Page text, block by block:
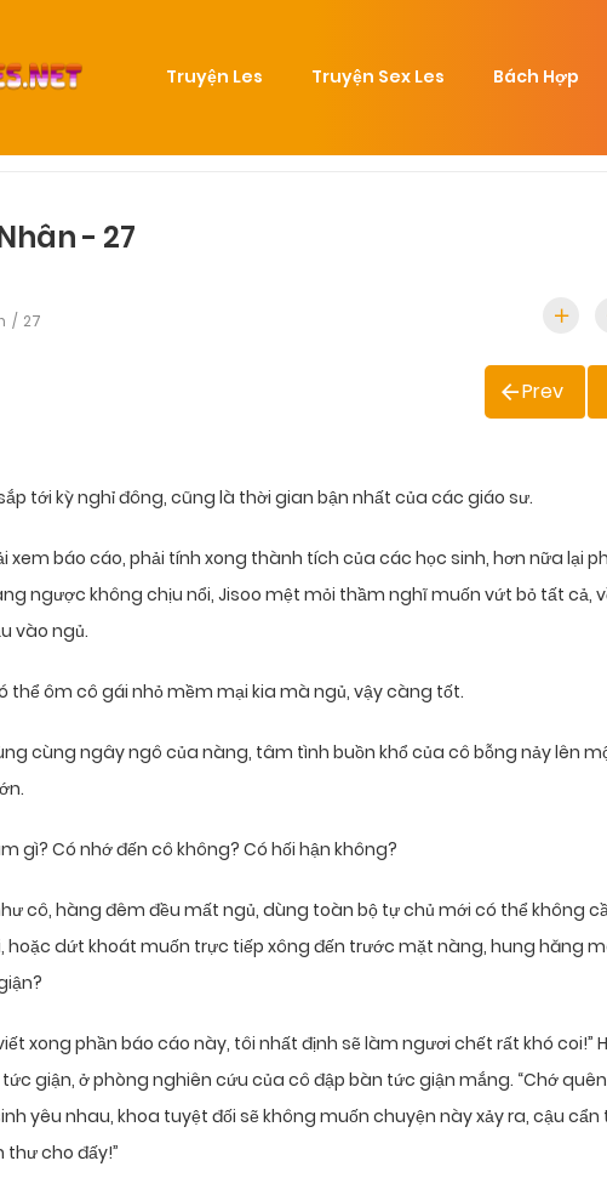
Truyện Les Truyện Sex Les Bách Hợp
- 27
27
Prev
tới kỳ nghỉ đông, cũng là thời gian bận nhất của các giáo sư.
xem báo cáo, phải tính xong thành tích của các học sinh, hơn nữa lại
ngược không chịu nổi, Jisoo mệt mỏi thầm nghĩ muốn vứt bỏ tất cả,
vào ngủ.
thể ôm cô gái nhỏ mềm mại kia mà ngủ, vậy càng tốt.
cùng ngây ngô của nàng, tâm tình buồn khổ của cô bỗng nảy lên
gì? Có nhớ đến cô không? Có hối hận không?
cô, hàng đêm đều mất ngủ, dùng toàn bộ tự chủ mới có thể không
hoặc dứt khoát muốn trực tiếp xông đến trước mặt nàng, hung hăng
xong phần báo cáo này, tôi nhất định sẽ làm ngươi chết rất khó coi!”
giận, ở phòng nghiên cứu của cô đập bàn tức giận mắng. “Chớ
yêu nhau, khoa tuyệt đối sẽ không muốn chuyện này xảy ra, cậu cẩn
cho đấy!”